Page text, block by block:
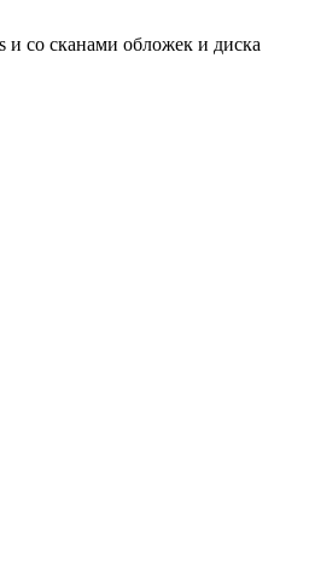
и со сканами обложек и диска